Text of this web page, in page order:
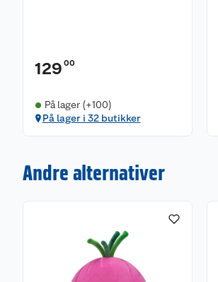
129 00
På lager (+100)
På lager i 32 butikker
Andre alternativer